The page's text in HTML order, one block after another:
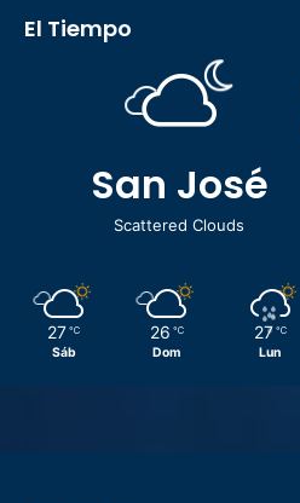
El Tiempo
San José
Scattered Clouds
27 ℃
Sáb
26 ℃
Dom
27 ℃
Lun